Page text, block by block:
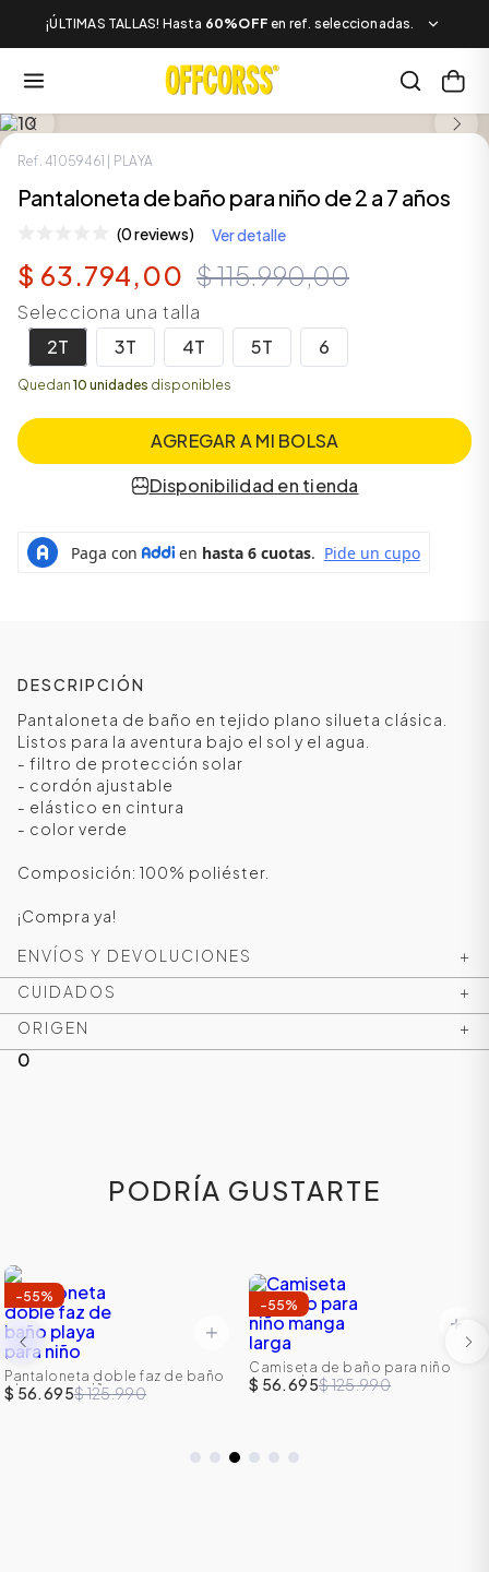
¡ÚLTIMAS TALLAS! Hasta 60%OFF en ref. seleccionadas.
LOOK COMPLETO
Ref.41059461 | PLAYA
Pantaloneta de baño para niño de 2 a 7 años
(0 reviews) Ver detalle
$ 63.794,00 $115.990,00
Selecciona una talla
2T
3T 4T 5T 6
Quedan 10 unidades disponibles
AGREGAR A MI BOLSA
Disponibilidad en tienda
DESCRIPCIÓN
Pantaloneta de baño en tejido plano silueta clásica.
Listos para la aventura bajo el sol y el agua.
- filtro de protección solar
- cordón ajustable
- elástico en cintura
- color verde
Composición: 100% poliéster.
¡Compra ya!
ENVÍOS Y DEVOLUCIONES
+
CUIDADOS
+
ORIGEN
+
0
PODRÍA GUSTARTE
-55%
Pantaloneta doble faz de baño
playa para niño
$ 56.695$ 125.990
-55%
Camiseta de baño para niño
manga larga
$ 56.695$ 125.990